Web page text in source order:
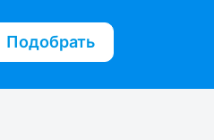
Подобрать